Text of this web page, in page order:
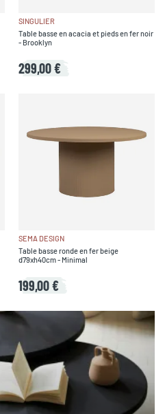
SINGULIER
Table basse en acacia et pieds en fer noir
- Brooklyn
299,00 €
SEMA DESIGN
Table basse ronde en fer beige
d79xh40cm - Minimal
199,00 €